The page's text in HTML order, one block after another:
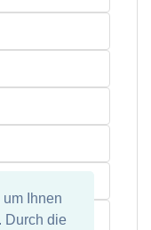
Ihnen
Durch die